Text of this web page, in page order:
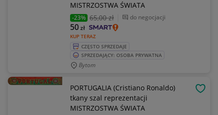
MISTRZOSTWA ŚWIATA
-23% 65,00 zł do negocjacji
KUP TERAZ
50zł
CZĘSTO SPRZEDAJE
SPRZEDAJĄCY: OSOBA PRYWATNA
Bytom
PORTUGALIA (Cristiano Ronaldo)
tkany szal reprezentacji
MISTRZOSTWA ŚWIATA